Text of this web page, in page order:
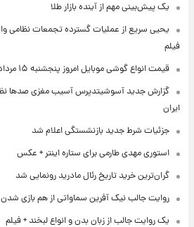
یک پیش‌بینی مهم از آینده بازار طلا
یحیی سریع از عملیات گسترده تجمعات نظامی
فیلم
قیمت انواع گوشی موبایل امروز پنجشنبه ۱۵ مرداد ۱۴۰۵ + جدول
گزارش جدید آسوشیتدپرس آسیب مغزی صدها
ایران
جزئیات شرط جدید بازنشستگی اعلام شد
استوری مهدی طارمی برای ستاره اینتر + عکس
گران‌ترین خرید تاریخ رئال مادرید رونمایی شد
روایت جالب نیک آفرین سماواتی از هم بازی شدن
یک روایت جالب از زبان بدن و انواع لبخند + فیلم